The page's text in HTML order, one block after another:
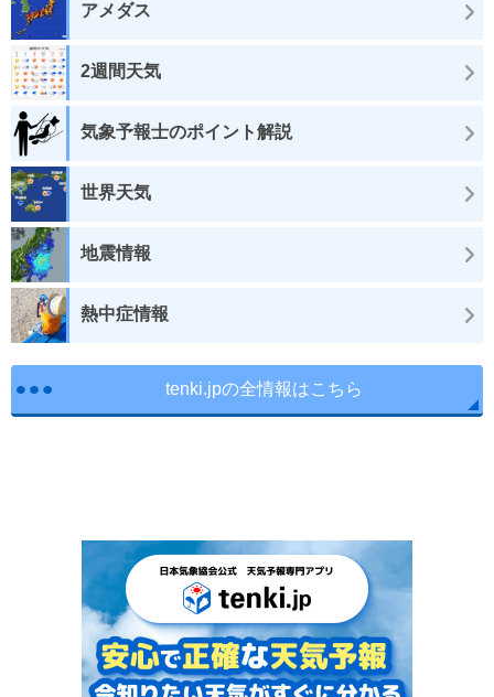
アメダス
2週間天気
気象予報士のポイント解説
世界天気
地震情報
熱中症情報
tenki.jpの全情報はこちら